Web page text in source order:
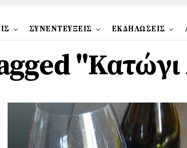
ΣΥΝΕΝΤΕΥΞΕΙΣ ΕΚΔΗΛΩΣΕΙΣ